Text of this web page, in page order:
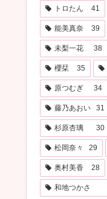
トロたん 41
能美真奈 39
未梨一花 38
櫻栞 35
原つむぎ 34
藤乃あおい 31
杉原杏璃 30
松岡奈々 29
奥村美香 28
和地つかさ